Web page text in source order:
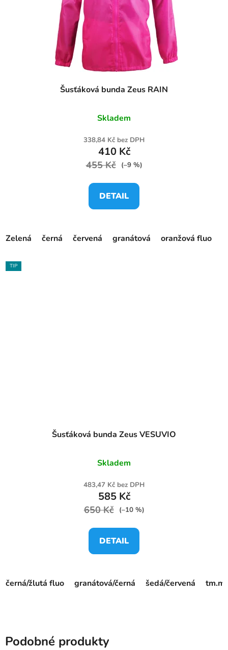
Šusťáková bunda Zeus RAIN
Skladem
338,84 Kč bez DPH
410 Kč
455 Kč (–9 %)
DETAIL
Zelená černá červená granátová oranžová fluo
TIP
Šusťáková bunda Zeus VESUVIO
Skladem
483,47 Kč bez DPH
585 Kč
650 Kč (–10 %)
DETAIL
černá/žlutá fluo granátová/černá šedá/červená
Podobné produkty